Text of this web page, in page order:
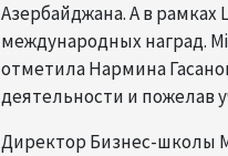
Азербайджана. А в
международных наград.
отметила Нармина
деятельности и пожелав
Директор Бизнес-школы